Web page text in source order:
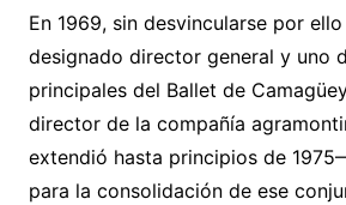
En 1969, sin desvincularse por
designado director general y uno
principales del Ballet de
director de la compañía
extendió hasta principios de
para la consolidación de ese